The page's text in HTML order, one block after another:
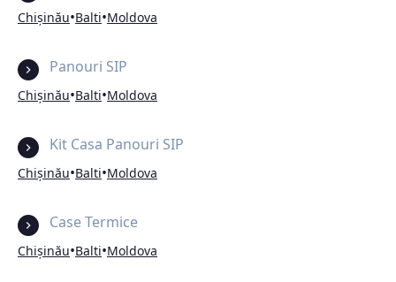
Chișinău•Balti•Moldova
Panouri SIP
Chișinău•Balti•Moldova
Kit Casa Panouri SIP
Chișinău•Balti•Moldova
Case Termice
Chișinău•Balti•Moldova